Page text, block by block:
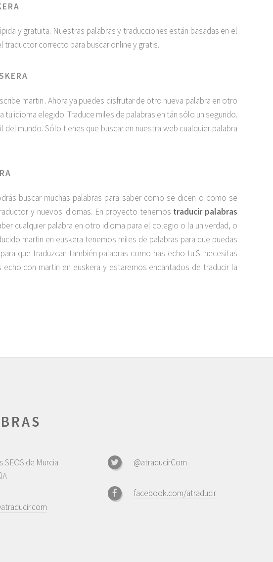
y gratuita. Nuestras palabras y traducciones están basadas en el
traductor correcto para buscar online y gratis.
martin . Ahora ya puedes disfrutar de otro nueva palabra en otro
idioma elegido. Traduce miles de palabras en tán sólo un segundo.
mundo. Sólo tienes que buscar en nuestra web cualquier palabra
buscar muchas palabras para saber como se dicen o como se
y nuevos idiomas. En proyecto tenemos traducir palabras
cualquier palabra en otro idioma para el colegio o la univerdad, o
martin en euskera tenemos miles de palabras para que puedas
que traduzcan también palabras como has echo tu.Si necesitas
con martin en euskera y estaremos encantados de traducir la
SEOS de Murcia
@atraducirCom
facebook.com/atraducir